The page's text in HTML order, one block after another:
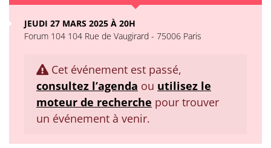
JEUDI 27 MARS 2025 À 20H
Forum 104 104 Rue de Vaugirard - 75006 Paris
Cet événement est passé,
consultez l’agenda ou utilisez le
moteur de recherche pour trouver
un événement à venir.